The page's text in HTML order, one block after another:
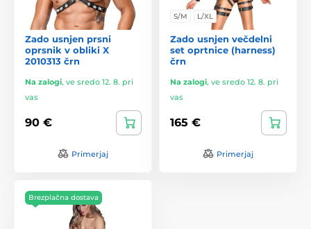
Zado usnjen prsni
oprsnik v obliki X
2010313 črn
Na zalogi, ve sredo 12. 8. pri
vas
90 €
Primerjaj
S/M L/XL
Zado usnjen večdelni
set oprtnice (harness)
črn
Na zalogi, ve sredo 12. 8. pri
vas
165 €
Primerjaj
Brezplačna dostava